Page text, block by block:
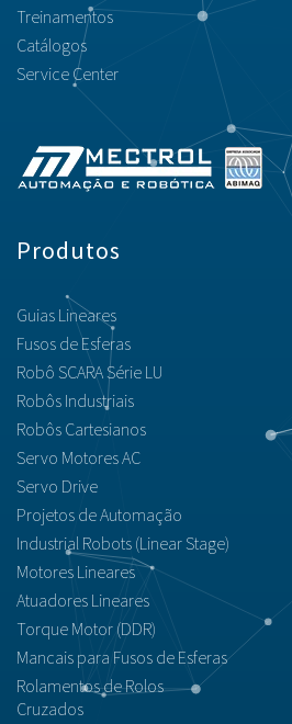
Treinamentos
Catálogos
Service Center
Produtos
Guias Lineares
Fusos de Esferas
Robô SCARA Série LU
Robôs Industriais
Robôs Cartesianos
Servo Motores AC
Servo Drive
Projetos de Automação
Industrial Robots (Linear Stage)
Motores Lineares
Atuadores Lineares
Torque Motor (DDR)
Mancais para Fusos de Esferas
Rolamentos de Rolos
Cruzados